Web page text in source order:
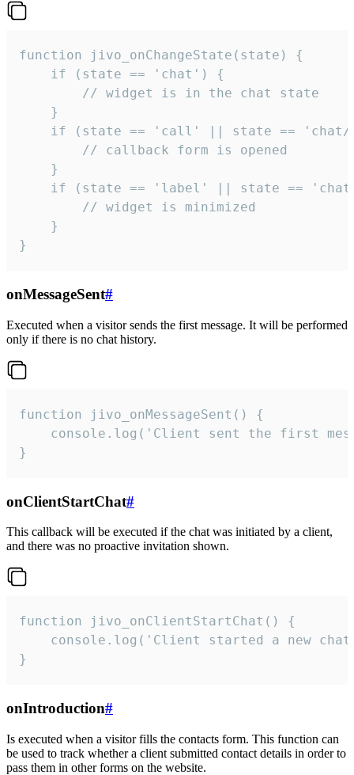
function jivo_onChangeState(state) {
    if (state == 'chat') {
        // widget is in the chat state
    }
if (state == 'call' || state ==
        // callback form is opened
    }
if (state == 'label' || state ==
        // widget is minimized
    }
}
onMessageSent#
Executed when a visitor sends the first message. It will be performed
only if there is no chat history.
function jivo_onMessageSent() {
console.log('Client sent the first
}
onClientStartChat#
This callback will be executed if the chat was initiated by a client,
and there was no proactive invitation shown.
function jivo_onClientStartChat() {
console.log('Client started a new
}
onIntroduction#
Is executed when a visitor fills the contacts form. This function can
be used to track whether a client submitted contact details in order to
pass them in other forms on the website.